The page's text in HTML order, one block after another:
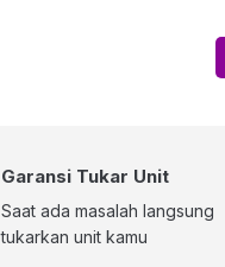
Garansi Tukar Unit
Saat ada masalah langsung
tukarkan unit kamu